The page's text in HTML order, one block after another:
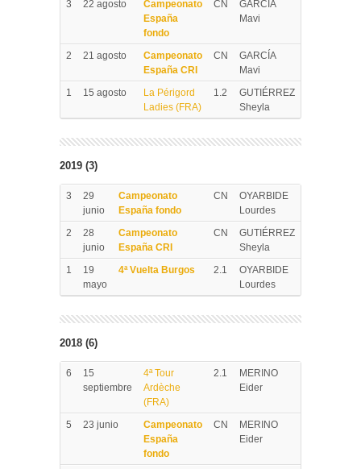
3 22 agosto
Campeonato
España
fondo
CN
GARCÍA
Mavi
2 21 agosto
Campeonato
España CRI
CN
GARCÍA
Mavi
1
15 agosto
La Périgord
Ladies (FRA)
1.2
GUTIÉRREZ
Sheyla
2019 (3)
3
29
junio
Campeonato
España fondo
CN
OYARBIDE
Lourdes
2
28
junio
Campeonato
España CRI
CN
GUTIÉRREZ
Sheyla
1
19
mayo
4ª Vuelta Burgos 2.1
OYARBIDE
Lourdes
2018 (6)
6
15
septiembre
4ª Tour
Ardèche
(FRA)
2.1
MERINO
Eider
5 23 junio
Campeonato
España
fondo
CN
MERINO
Eider